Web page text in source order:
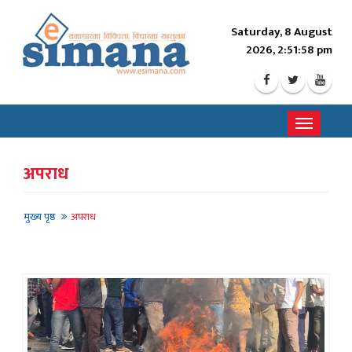
Saturday, 8 August
2026, 2:52:00 pm
Toggle
अपराध
मुख्य पृष्ठ अपराध